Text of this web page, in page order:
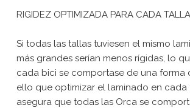
RIGIDEZ OPTIMIZADA PARA CADA TALLA
Si todas las tallas tuviesen el mismo
más grandes serían menos rígidas, lo
cada bici se comportase de una forma
ello que optimizar el laminado en cada
asegura que todas las Orca se